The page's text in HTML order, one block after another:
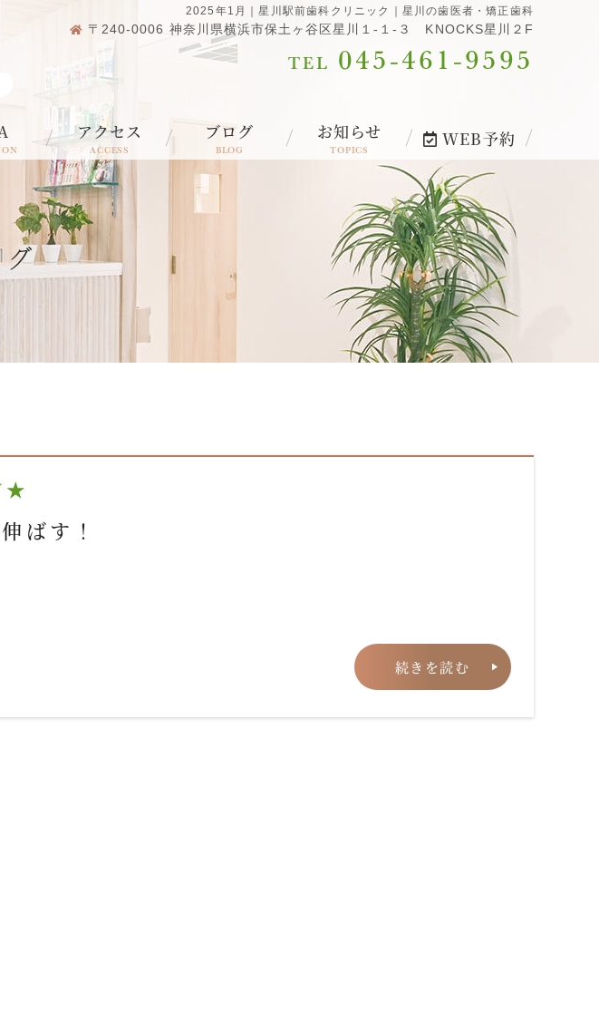
2025年1月｜星川駅前歯科クリニック｜星川の歯医者・矯正歯科
〒240-0006 神奈川県横浜市保土ヶ谷区星川１-１-３ KNOCKS星川２F
TEL 045-461-9595
アクセス
ACCESS
ブログ
BLOG
お知らせ
TOPICS
WEB予約
グ
ばす！
続きを読む